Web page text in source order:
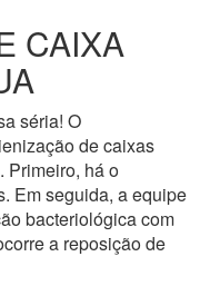
CAIXA
séria! O
de caixas
Primeiro, há o
Em seguida, a equipe
bacteriológica com
a reposição de